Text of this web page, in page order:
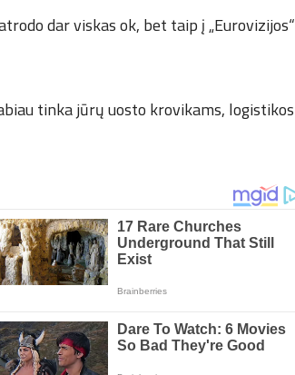
dar viskas ok, bet taip į „Eurovizijos“
tinka jūrų uosto krovikams, logistikos